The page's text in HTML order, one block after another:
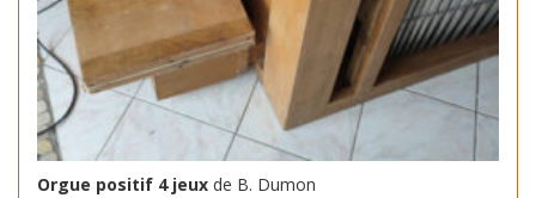
Orgue positif 4 jeux de B. Dumon